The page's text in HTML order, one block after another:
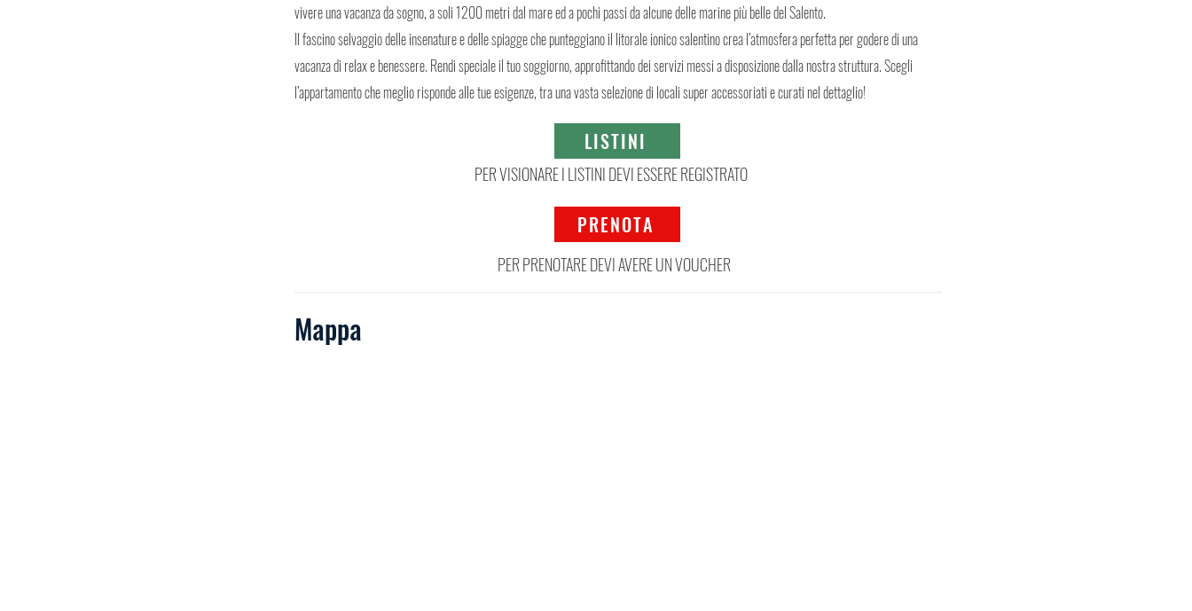
vivere una vacanza da sogno, a soli 1200 metri dal mare ed a pochi passi da alcune delle marine più belle del Salento.
Il fascino selvaggio delle insenature e delle spiagge che punteggiano il litorale ionico salentino crea l’atmosfera perfetta per godere di una
vacanza di relax e benessere. Rendi speciale il tuo soggiorno, approfittando dei servizi messi a disposizione dalla nostra struttura. Scegli
l’appartamento che meglio risponde alle tue esigenze, tra una vasta selezione di locali super accessoriati e curati nel dettaglio!
LISTINI
PER VISIONARE I LISTINI DEVI ESSERE REGISTRATO
PRENOTA
PER PRENOTARE DEVI AVERE UN VOUCHER
Mappa